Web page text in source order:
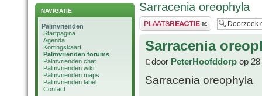
NAVIGATIE
Palmvrienden
Startpagina
Agenda
Kortingskaart
Palmvrienden forums
Palmvrienden chat
Palmvrienden wiki
Palmvrienden maps
Palmvrienden label
Contact
Sarracenia oreophyla
Plaats een reactie
Sarracenia
door PeterHoofddorp op
Sarracenia oreophyla